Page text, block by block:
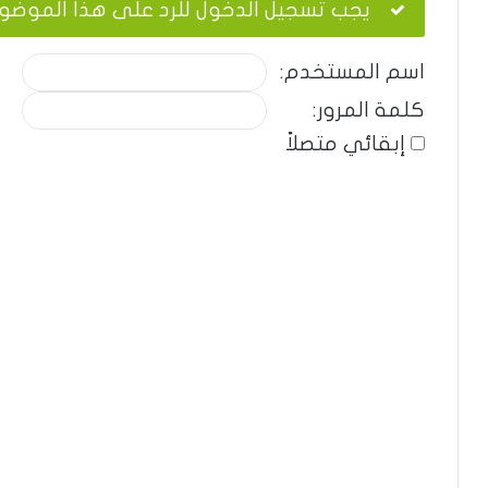
يجب تسجيل الدخول للرد على هذا
اسم المستخدم:
كلمة المرور:
إبقائي متصلاً